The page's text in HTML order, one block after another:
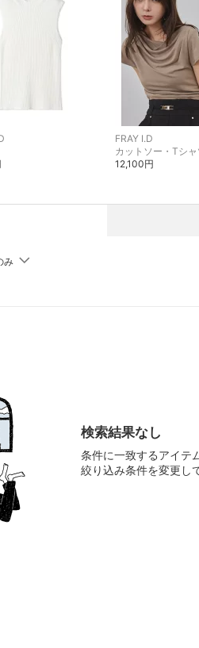
FRAY I.D
カットソー・Tシャ
12,100円
み
検索結果なし
条件に一致するアイテ
絞り込み条件を変更し